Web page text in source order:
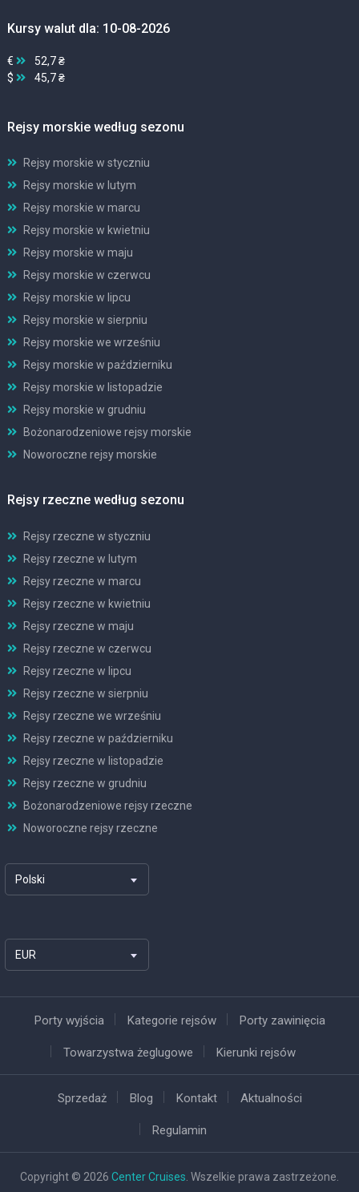
Kursy walut dla: 10-08-2026
€
52,7 ₴
$
45,7 ₴
Rejsy morskie według sezonu
Rejsy morskie w styczniu
Rejsy morskie w lutym
Rejsy morskie w marcu
Rejsy morskie w kwietniu
Rejsy morskie w maju
Rejsy morskie w czerwcu
Rejsy morskie w lipcu
Rejsy morskie w sierpniu
Rejsy morskie we wrześniu
Rejsy morskie w październiku
Rejsy morskie w listopadzie
Rejsy morskie w grudniu
Bożonarodzeniowe rejsy morskie
Noworoczne rejsy morskie
Rejsy rzeczne według sezonu
Rejsy rzeczne w styczniu
Rejsy rzeczne w lutym
Rejsy rzeczne w marcu
Rejsy rzeczne w kwietniu
Rejsy rzeczne w maju
Rejsy rzeczne w czerwcu
Rejsy rzeczne w lipcu
Rejsy rzeczne w sierpniu
Rejsy rzeczne we wrześniu
Rejsy rzeczne w październiku
Rejsy rzeczne w listopadzie
Rejsy rzeczne w grudniu
Bożonarodzeniowe rejsy rzeczne
Noworoczne rejsy rzeczne
Polski
EUR
Porty wyjścia Kategorie rejsów Porty zawinięcia
Towarzystwa żeglugowe Kierunki rejsów
Sprzedaż Blog Kontakt Aktualności
Regulamin
Copyright © 2026 Center Cruises . Wszelkie prawa zastrzeżone.